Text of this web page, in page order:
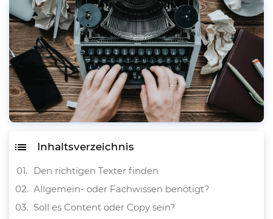
Inhaltsverzeichnis
Den richtigen Texter finden
Allgemein- oder Fachwissen benötigt?
Soll es Content oder Copy sein?